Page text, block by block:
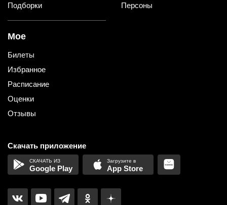
Подборки
Персоны
Мое
Билеты
Избранное
Расписание
Оценки
Отзывы
Скачать приложение
Google Play App Store